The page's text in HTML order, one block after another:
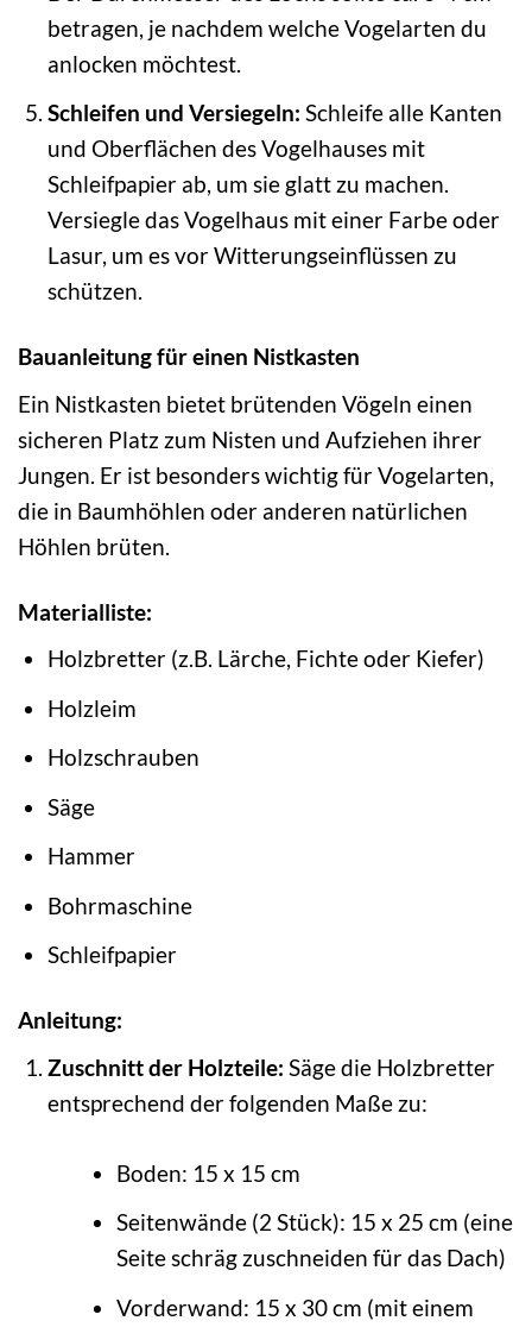
betragen, je nachdem welche Vogelarten du
anlocken möchtest.
Schleifen und Versiegeln: Schleife alle Kanten
und Oberflächen des Vogelhauses mit
Schleifpapier ab, um sie glatt zu machen.
Versiegle das Vogelhaus mit einer Farbe oder
Lasur, um es vor Witterungseinflüssen zu
schützen.
Bauanleitung für einen Nistkasten
Ein Nistkasten bietet brütenden Vögeln einen
sicheren Platz zum Nisten und Aufziehen ihrer
Jungen. Er ist besonders wichtig für Vogelarten,
die in Baumhöhlen oder anderen natürlichen
Höhlen brüten.
Materialliste:
Holzbretter (z.B. Lärche, Fichte oder Kiefer)
Holzleim
Holzschrauben
Säge
Hammer
Bohrmaschine
Schleifpapier
Anleitung:
Zuschnitt der Holzteile: Säge die Holzbretter
entsprechend der folgenden Maße zu:
Boden: 15 x 15 cm
Seitenwände (2 Stück): 15 x 25 cm (eine
Seite schräg zuschneiden für das Dach)
Vorderwand: 15 x 30 cm (mit einem